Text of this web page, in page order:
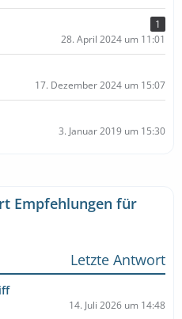
1
28. April 2024 um 11:01
17. Dezember 2024 um 15:07
3. Januar 2019 um 15:30
Empfehlungen für
Letzte Antwort
14. Juli 2026 um 14:48